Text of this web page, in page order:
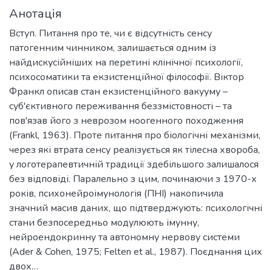
Анотація
Вступ. Питання про те, чи є відсутність сенсу
патогенним чинником, залишається одним із
найдискусійніших на перетині клінічної психології,
психосоматики та екзистенційної філософії. Віктор
Франкл описав стан екзистенційного вакууму –
суб'єктивного переживання беззмістовності – та
пов'язав його з неврозом ноогенного походження
(Frankl, 1963). Проте питання про біологічні механізми,
через які втрата сенсу реалізується як тілесна хвороба,
у логотерапевтичній традиції здебільшого залишалося
без відповіді. Паралельно з цим, починаючи з 1970-х
років, психонейроімунологія (ПНІ) накопичила
значний масив даних, що підтверджують: психологічні
стани безпосередньо модулюють імунну,
нейроендокринну та автономну нервову системи
(Ader & Cohen, 1975; Felten et al., 1987). Поєднання цих
двох…